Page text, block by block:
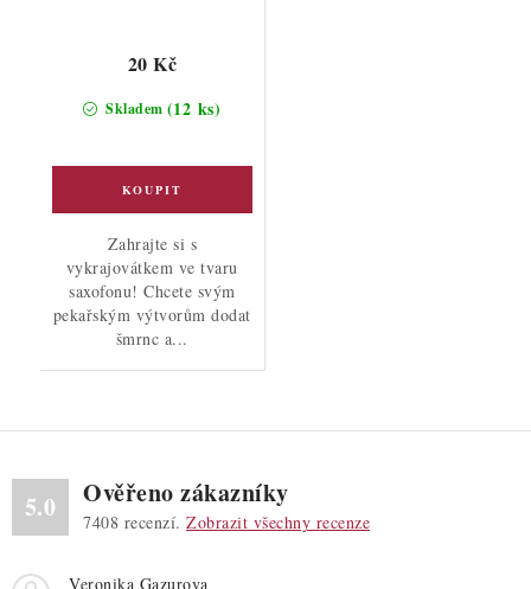
Skladem (12 ks)
20 Kč
Zahrajte si s
vykrajovátkem ve tvaru
saxofonu! Chcete svým
pekařským výtvorům dodat
šmrnc a...
5.0 Ověřeno zákazníky
7408 recenzí. Zobrazit všechny recenze
Veronika Gazurova